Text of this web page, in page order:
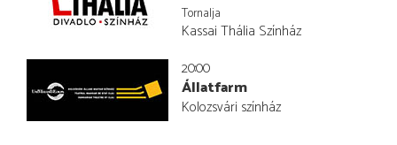
Tornalja
Kassai Thália Színház
20:00
Állatfarm
Kolozsvári színház